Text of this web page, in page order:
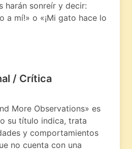
harán sonreír y decir:
a mí!» o «¡Mi gato hace lo
/ Crítica
More Observations» es
su título indica, trata
y comportamientos
no cuenta con una